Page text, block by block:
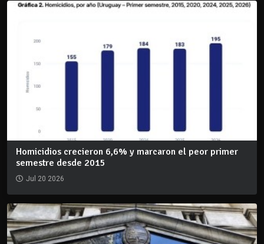
Homicidios crecieron 6,6% y marcaron el peor primer
semestre desde 2015
Jul 20 2026